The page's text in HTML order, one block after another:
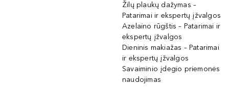
Žilų plaukų dažymas –
Patarimai ir ekspertų įžvalgos
Azelaino rūgštis – Patarimai ir
ekspertų įžvalgos
Dieninis makiažas – Patarimai
ir ekspertų įžvalgos
Savaiminio įdegio priemonės
naudojimas